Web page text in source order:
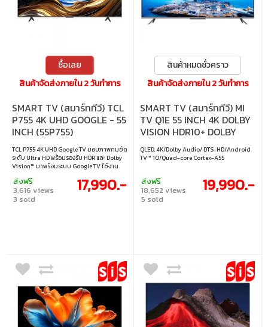
ซื้อเลย
สินค้าจัดส่งภายใน 2 วันทำการ
SMART TV (สมาร์ททีวี) TCL
P755 4K UHD GOOGLE - 55
INCH (55P755)
TCL P755 4K UHD Google TV มอบภาพคมชัด
ระดับ Ultra HD พร้อมรองรับ HDR และ Dolby
Vision™ มาพร้อมระบบ Google TV ใช้งาน
Atmos® เพื่อประสบการณ์เสียงรอบทิศทาง
สุดสมจริง • ขนาดจอ : 55 นิ้ว • ประเภทจอ :
DLED • ความละเอียด : 3840×2160 • รีเฟรช
ส่งฟรี
3,616 views
3 sold
17,990.-
สินค้าหมดชั่วคราว
สินค้าจัดส่งภายใน 2 วันทำการ
SMART TV (สมาร์ททีวี) MI
TV Q1E 55 INCH 4K DOLBY
VISION HDR10+ DOLBY
ATMOS (ELA4753TH)
QLED, 4K/Dolby Audio/ DTS-HD/Android
TV™ 10/Quad-core Cortex-A55
ส่งฟรี
18,652 views
5 sold
19,990.-